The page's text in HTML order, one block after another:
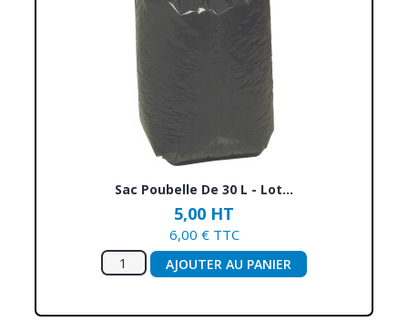
Sac Poubelle De 30 L - Lot...
5,00 HT
6,00 € TTC
AJOUTER AU PANIER